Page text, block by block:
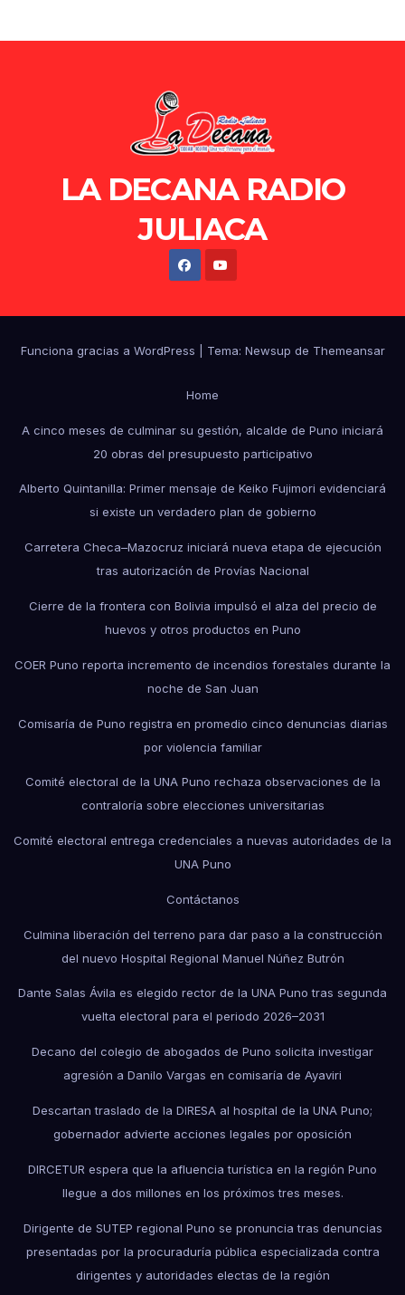
LA DECANA RADIO
JULIACA
Funciona gracias a WordPress Tema: Newsup de Themeansar
Home
A cinco meses de culminar su gestión, alcalde de Puno iniciará
20 obras del presupuesto participativo
Alberto Quintanilla: Primer mensaje de Keiko Fujimori evidenciará
si existe un verdadero plan de gobierno
Carretera Checa–Mazocruz iniciará nueva etapa de ejecución
tras autorización de Provías Nacional
Cierre de la frontera con Bolivia impulsó el alza del precio de
huevos y otros productos en Puno
COER Puno reporta incremento de incendios forestales durante la
noche de San Juan
Comisaría de Puno registra en promedio cinco denuncias diarias
por violencia familiar
Comité electoral de la UNA Puno rechaza observaciones de la
contraloría sobre elecciones universitarias
Comité electoral entrega credenciales a nuevas autoridades de la
UNA Puno
Contáctanos
Culmina liberación del terreno para dar paso a la construcción
del nuevo Hospital Regional Manuel Núñez Butrón
Dante Salas Ávila es elegido rector de la UNA Puno tras segunda
vuelta electoral para el periodo 2026–2031
Decano del colegio de abogados de Puno solicita investigar
agresión a Danilo Vargas en comisaría de Ayaviri
Descartan traslado de la DIRESA al hospital de la UNA Puno;
gobernador advierte acciones legales por oposición
DIRCETUR espera que la afluencia turística en la región Puno
llegue a dos millones en los próximos tres meses.
Dirigente de SUTEP regional Puno se pronuncia tras denuncias
presentadas por la procuraduría pública especializada contra
dirigentes y autoridades electas de la región